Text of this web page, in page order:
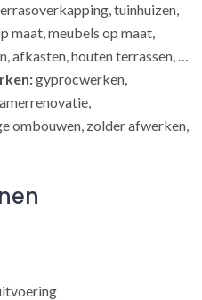
tuinhuizen,
maat, meubels op maat,
afkasten, houten terrassen, …
gyprocwerken,
ombouwen, zolder afwerken,